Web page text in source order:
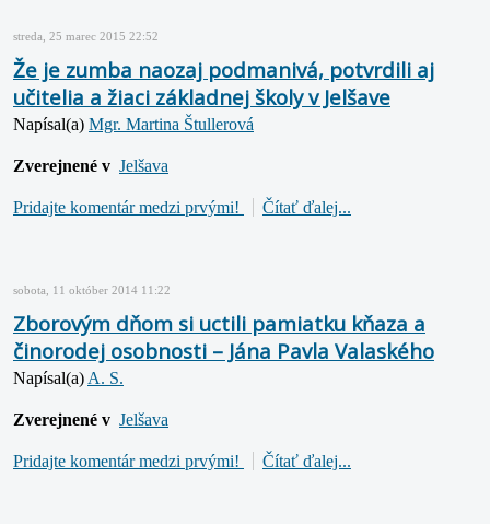
streda, 25 marec 2015 22:52
Že je zumba naozaj podmanivá, potvrdili aj
učitelia a žiaci základnej školy v Jelšave
Napísal(a) Mgr. Martina Štullerová
Zverejnené v Jelšava
Pridajte komentár medzi prvými! Čítať ďalej...
sobota, 11 október 2014 11:22
Zborovým dňom si uctili pamiatku kňaza a
činorodej osobnosti – Jána Pavla Valaského
Napísal(a) A. S.
Zverejnené v Jelšava
Pridajte komentár medzi prvými! Čítať ďalej...